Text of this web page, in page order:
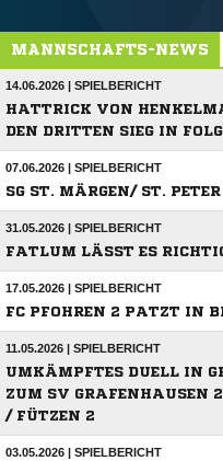
MANNSCHAFTS-NEWS
14.06.2026 | SPIELBERICHT
HATTRICK VON
DEN DRITTEN SIEG IN
07.06.2026 | SPIELBERICHT
SG ST. MÄRGEN/ ST.
31.05.2026 | SPIELBERICHT
FATLUM LÄSST ES
17.05.2026 | SPIELBERICHT
FC PFOHREN 2 PATZT IN
11.05.2026 | SPIELBERICHT
UMKÄMPFTES DUELL IN
ZUM SV GRAFENHAUSEN
/ FÜTZEN 2
03.05.2026 | SPIELBERICHT